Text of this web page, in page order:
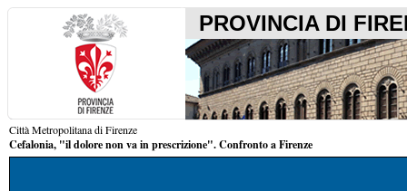
PROVINCIA DI
Città Metropolitana di Firenze
Cefalonia, "il dolore non va in prescrizione". Confronto a Firenze